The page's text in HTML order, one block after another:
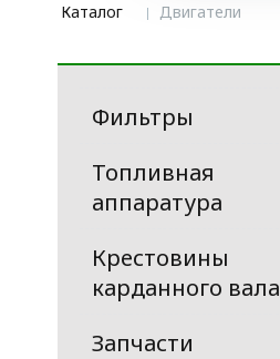
Каталог Двигатели
Фильтры
Топливная
аппаратура
Крестовины
карданного вала
Запчасти